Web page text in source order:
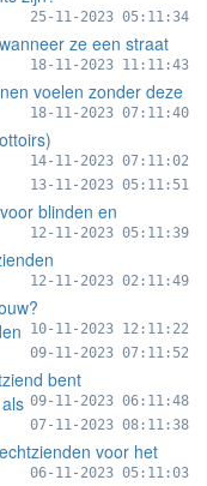
25-11-2023 05:11:34
ze een straat
18-11-2023 11:11:43
voelen zonder deze
18-11-2023 07:11:40
14-11-2023 07:11:02
13-11-2023 05:11:51
blinden en
12-11-2023 05:11:39
12-11-2023 02:11:49
10-11-2023 12:11:22
09-11-2023 07:11:52
bent
09-11-2023 06:11:48
07-11-2023 08:11:38
voor het
06-11-2023 05:11:03